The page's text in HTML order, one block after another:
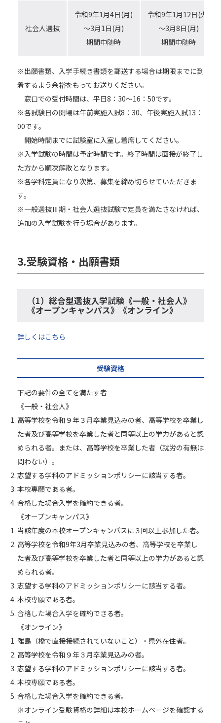
社会人選抜
令和9年1月4日(月)
～3月1日(月)
期間中随時
令和9年1月12日(火)
～3月8日(月)
期間中随時
※出願書類、入学手続き書類を郵送する場合は期限までに到
着するよう余裕をもってお送りください。
窓口での受付時間は、平日8：30～16：50です。
※各試験日の開場は午前実施入試8：30、午後実施入試13：
00です。
開始時間までに試験室に入室し着席してください。
※入学試験の時間は予定時間です。終了時間は面接が終了し
た方から順次解散となります。
※各学科定員になり次第、募集を締め切らせていただきま
す。
※一般選抜Ⅲ期・社会人選抜試験で定員を満たさなければ、
追加の入学試験を行う場合があります。
3.受験資格・出願書類
（1）総合型選抜入学試験《一般・社会人》
《オープンキャンパス》《オンライン》
詳しくはこちら
受験資格
下記の要件の全てを満たす者
《一般・社会人》
高等学校を令和９年３月卒業見込みの者、高等学校を卒業し
た者及び高等学校を卒業した者と同等以上の学力があると認
められる者。または、高等学校を卒業した者（就労の有無は
問わない）。
志望する学科のアドミッションポリシーに該当する者。
本校専願である者。
合格した場合入学を確約できる者。
《オープンキャンパス》
当該年度の本校オープンキャンパスに３回以上参加した者。
高等学校を令和9年3月卒業見込みの者、高等学校を卒業し
た者及び高等学校を卒業した者と同等以上の学力があると認
められる者。
志望する学科のアドミッションポリシーに該当する者。
本校専願である者。
合格した場合入学を確約できる者。
《オンライン》
離島（橋で直接接続されていないこと）・県外在住者。
高等学校を令和９年３月卒業見込みの者。
志望する学科のアドミッションポリシーに該当する者。
本校専願である者。
合格した場合入学を確約できる者。
※オンライン受験資格の詳細は本校ホームページを確認する